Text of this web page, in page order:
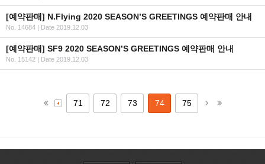
[예약판매] N.Flying 2020 SEASON’S GREETINGS 예약판매 안내
No. 14684 | Date 2019.12.03
[예약판매] SF9 2020 SEASON’S GREETINGS 예약판매 안내
No. 15142 | Date 2019.12.03
71 72 73 74 75